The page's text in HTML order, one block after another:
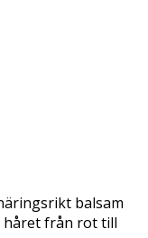
balsam
från rot till